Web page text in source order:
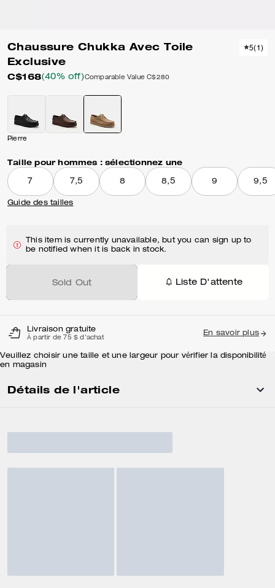
Chaussure Chukka Avec Toile
Exclusive
C$168(40% off)Comparable Value C$280
5(1)
Pierre
Taille pour hommes : sélectionnez une
7 7,5 8 8,5 9 9,5
Guide des tailles
This item is currently unavailable, but you can sign up to
be notified when it is back in stock.
Sold Out Liste D'attente
Livraison gratuite
À partir de 75 $ d'achat
En savoir plus
Veuillez choisir une taille et une largeur pour vérifier la disponibilité
en magasin
Détails de l'article